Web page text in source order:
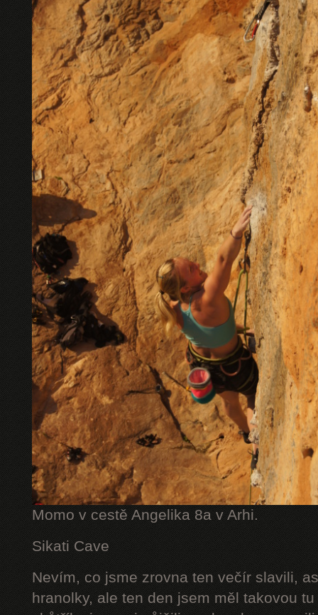
Momo v cestě Angelika 8a v Arhi.
Sikati Cave
Nevím, co jsme zrovna ten večír slavili,
hranolky, ale ten den jsem měl takovou